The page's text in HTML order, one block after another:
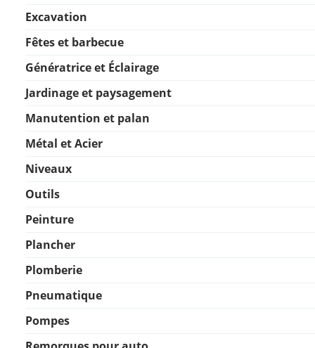
Excavation
Fêtes et barbecue
Génératrice et Éclairage
Jardinage et paysagement
Manutention et palan
Métal et Acier
Niveaux
Outils
Peinture
Plancher
Plomberie
Pneumatique
Pompes